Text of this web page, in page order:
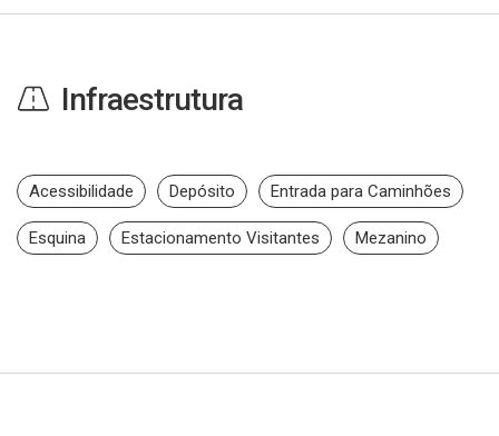
Infraestrutura
Acessibilidade Depósito Entrada para Caminhões
Esquina Estacionamento Visitantes Mezanino